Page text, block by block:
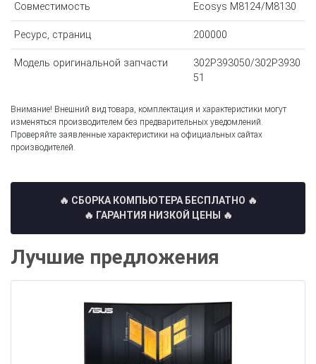
Совместимость Ecosys M8124/M8130
Ресурс, страниц 200000
Модель оригинальной запчасти
302P393050/302P3930
51
Внимание! Внешний вид товара, комплектация и характеристики могут
изменяться производителем без предварительных уведомлений.
Проверяйте заявленные характеристики на официальных сайтах
производителей.
🔥 СБОРКА КОМПЬЮТЕРА БЕСПЛАТНО 🔥
🔥 ГАРАНТИЯ НИЗКОЙ ЦЕНЫ 🔥
Лучшие предложения